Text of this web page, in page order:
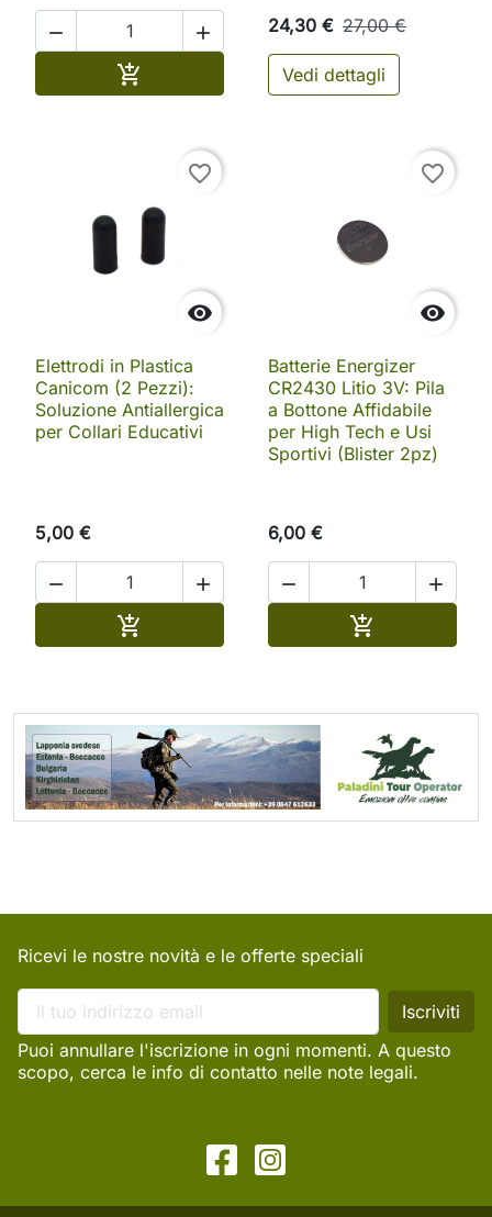
 
 Aggiungi al carrello
24,30 € 27,00 €
Vedi dettagli

favorite_border
Elettrodi in Plastica
Canicom (2 Pezzi):
Soluzione Antiallergica
per Collari Educativi
5,00 €
 


favorite_border
Batterie Energizer
CR2430 Litio 3V: Pila
a Bottone Affidabile
per High Tech e Usi
Sportivi (Blister 2pz)
6,00 €
 

Ricevi le nostre novità e le offerte speciali
Puoi annullare l'iscrizione in ogni momenti. A questo
scopo, cerca le info di contatto nelle note legali.